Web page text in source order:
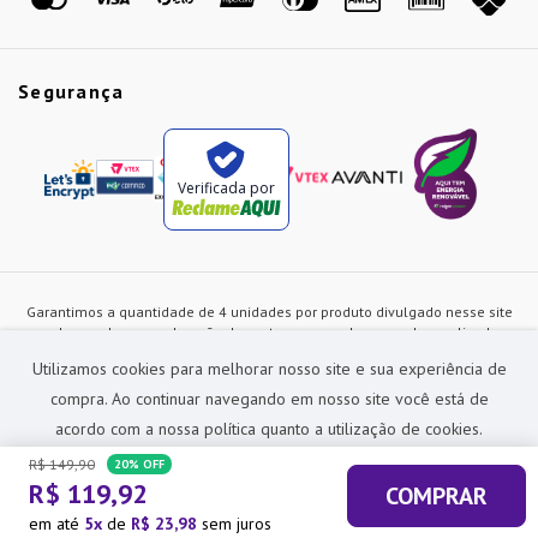
Utilizamos cookies para melhorar nosso site e sua experiência de
compra. Ao continuar navegando em nosso site você está de
acordo com a nossa política quanto a utilização de cookies.
R$ 149,90 20% OFF
R$ 119,92
em até 5 de R$ 23,98 sem juros
COMPRAR
Segurança
Verificada por
Garantimos a quantidade de 4 unidades por produto divulgado nesse site
ou de acordo com a duração dos estoques, sendo as vendas realizadas
alterados a qualquer instante sem prévia comunicação e são exclusivos
para a loja virtual, não restando nenhuma obrigação de prática similar nas
lojas físicas da rede Preçolandia. Todas as imagens dos produtos são
meramente ilustrativas.
Preçolandia Comercial Ltda CNPJ: 62.270.186/0011-28
sac@precolandia.com.br - (11) 5445-1010